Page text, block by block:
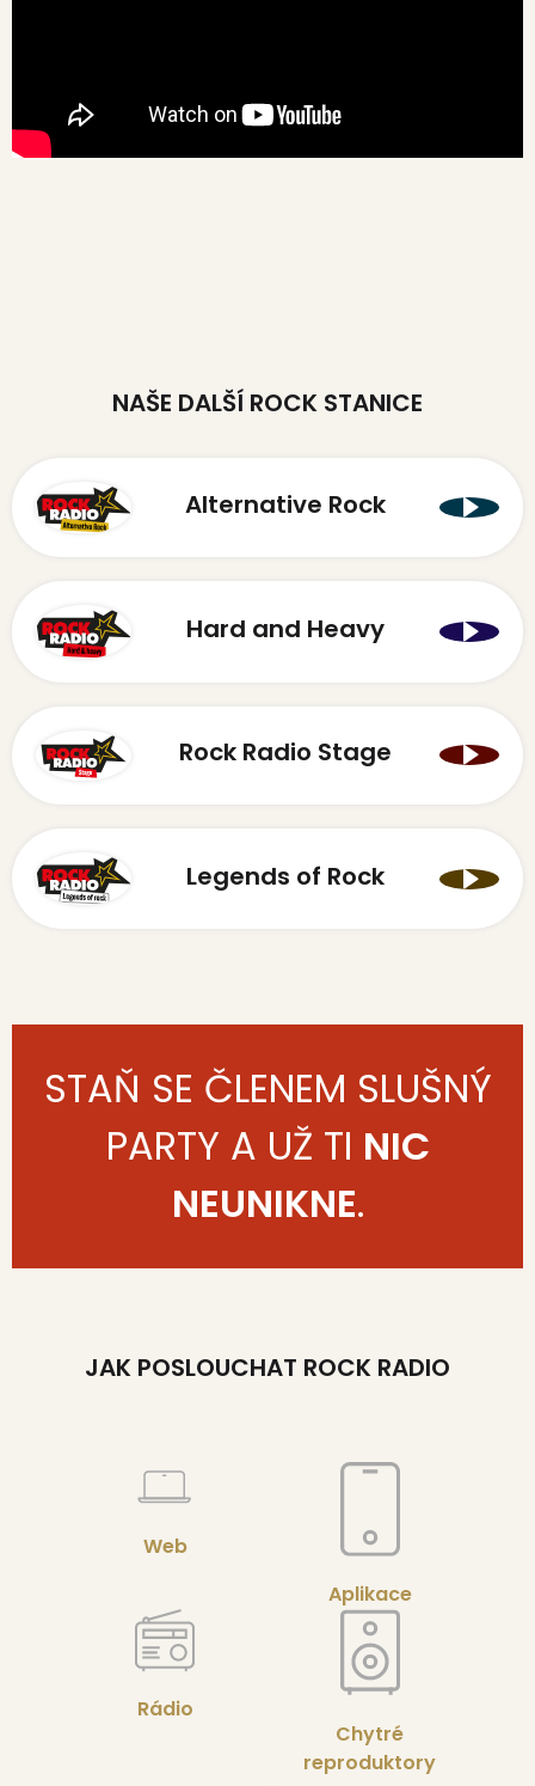
NAŠE DALŠÍ ROCK STANICE
Alternative Rock
Hard and Heavy
Rock Radio Stage
Legends of Rock
STAŇ SE ČLENEM SLUŠNÝ
PARTY A UŽ TI NIC
NEUNIKNE.
JAK POSLOUCHAT ROCK RADIO
Web
Aplikace
Rádio
Chytré
reproduktory